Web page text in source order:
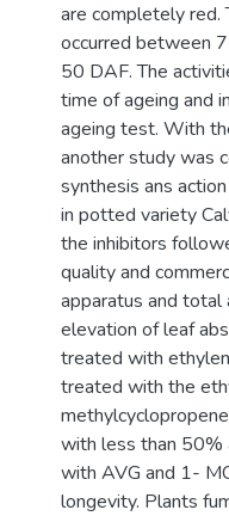
are completely red.
occurred between
50 DAF. The
time of ageing and
ageing test. With
another study was
synthesis ans
in potted variety
the inhibitors
quality and
apparatus and total
elevation of leaf
treated with
treated with the
with less than 50%
with AVG and 1-
longevity. Plants